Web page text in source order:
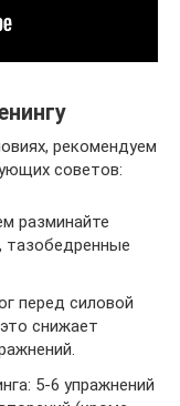
рекомендуем
советов:
разминайте
тазобедренные
перед силовой
снижает
5-6 упражнений